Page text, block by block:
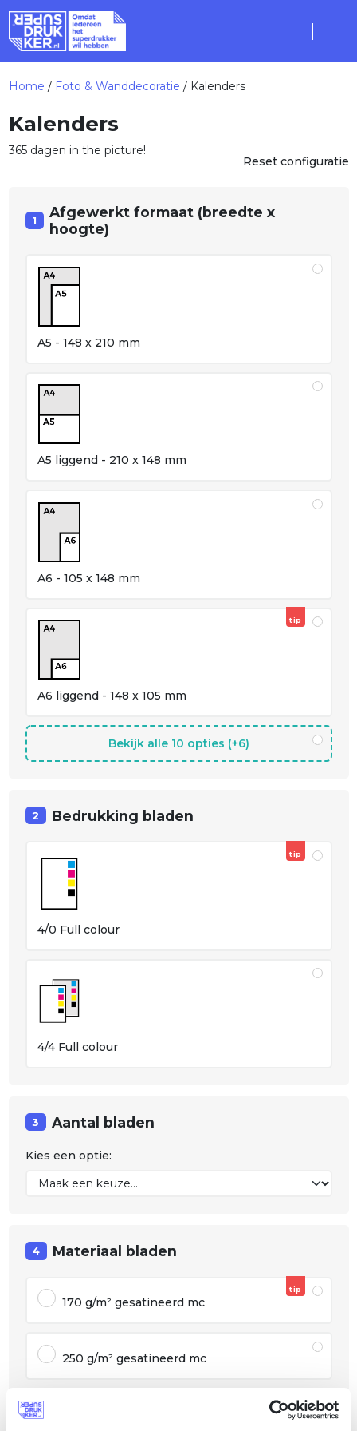
Home / Foto & Wanddecoratie / Kalenders
Kalenders
365 dagen in the picture!
Reset configuratie
1
Afgewerkt formaat (breedte x
hoogte)
A5 - 148 x 210 mm
A5 liggend - 210 x 148 mm
A6 - 105 x 148 mm
tip
A6 liggend - 148 x 105 mm
Bekijk alle 10 opties (+6)
2 Bedrukking bladen
tip
4/0 Full colour
4/4 Full colour
3 Aantal bladen
Kies een optie:
4 Materiaal bladen
tip
170 g/m² gesatineerd mc
250 g/m² gesatineerd mc